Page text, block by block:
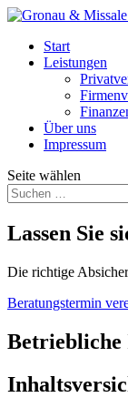
Start
Leistungen
Über uns
Impressum
Seite wählen
Lassen Sie
Die richtige
Beratungstermin
Betriebliche